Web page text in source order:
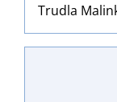
Trudla